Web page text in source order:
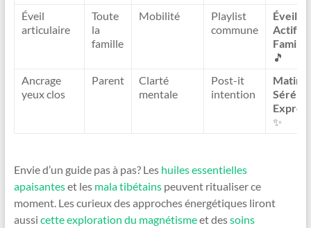
Éveil
articulaire
Toute
la
famille
Mobilité
Playlist
commune
Éveil
Actif
Famille
🎵
Ancrage
yeux clos
Parent
Clarté
mentale
Post-it
intention
Matin
✨
Envie d’un guide pas à pas? Les huiles essentielles
apaisanteset les mala tibétainspeuvent ritualiser ce
moment. Les curieux des approches énergétiques liront
aussi cette exploration du magnétismeet dessoins